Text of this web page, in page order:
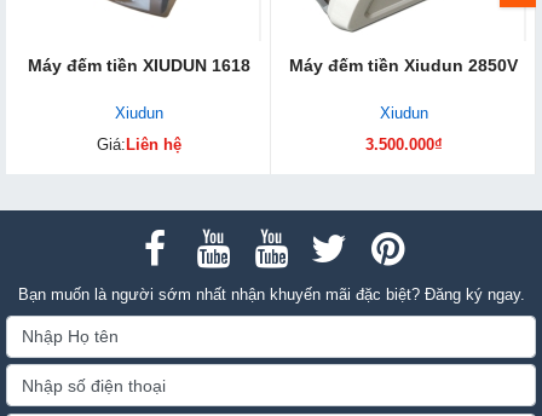
Máy đếm tiền XIUDUN 1618
Xiudun
Giá: Liên hệ
Máy đếm tiền Xiudun 2850V
Xiudun
3.500.000₫
Bạn muốn là người sớm nhất nhận khuyến mãi đặc biệt? Đăng ký ngay.